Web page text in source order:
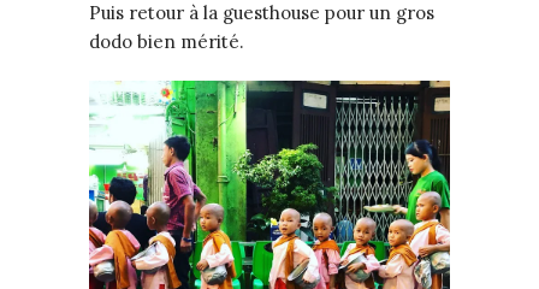
Puis retour à la guesthouse pour un gros
dodo bien mérité.